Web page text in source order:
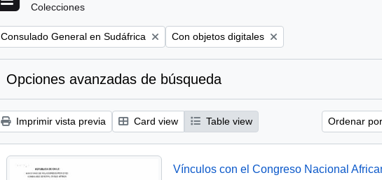
Colecciones
Remove filter:
Consulado General en Sudáfrica Remove filter:
Con objetos digitales
Opciones avanzadas de búsqueda
Imprimir vista previa Card view Table view Ordenar
Vínculos con el Congreso Nacional